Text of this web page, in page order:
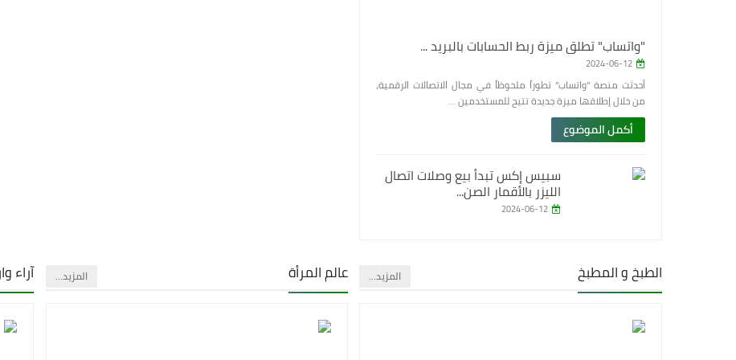
"واتساب" تطلق ميزة ربط الحسابات بالبريد ...
2024-06-12
أحدثت منصة "واتساب" تطوراً ملحوظاً في مجال الاتصالات الرقمية،
من خلال إطلاقها ميزة جديدة تتيح للمستخدمين ...
أكمل الموضوع
سبيس إكس تبدأ بيع وصلات اتصال
الليزر بالأقمار الصن...
2024-06-12
الطبخ و المطبخ ‏المزيد… عالم المرأة ‏المزيد… آراء